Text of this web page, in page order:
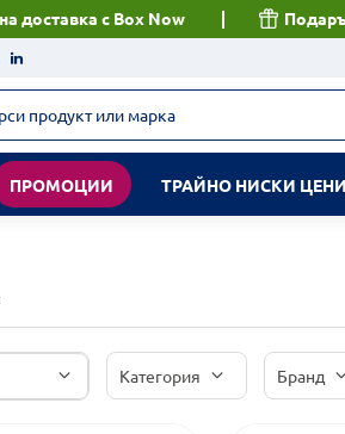
доставка с Box Now
ПРОМОЦИИ ТРАЙНО НИСКИ ЦЕНИ
Категория Бранд